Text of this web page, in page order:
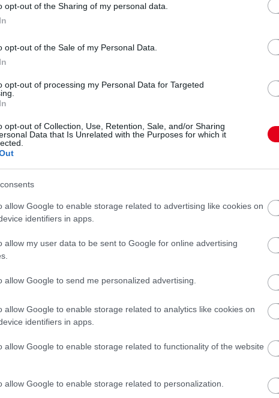
opt-out of the Sharing of my personal data.
opt-out of the Sale of my Personal Data.
opt-out of processing my Personal Data for Targeted
opt-out of Collection, Use, Retention, Sale, and/or Sharing
Data that Is Unrelated with the Purposes for which it
allow Google to enable storage related to advertising like cookies on
identifiers in apps.
allow my user data to be sent to Google for online advertising
allow Google to send me personalized advertising.
allow Google to enable storage related to analytics like cookies on
identifiers in apps.
allow Google to enable storage related to functionality of the website
allow Google to enable storage related to personalization.
is érdemi kör nélkül, most meg kell csinálniuk!
befejezni és bejön harmadiknak, hat tizedmásodpercet kap
tizedmásodperccel Norrisnál.
nem tudja elsőre összerakni!
gyorsabb Russellnél!
kellett megelőznöm a körömön. Sokáig ültünk a boxutcában,
volna a Q3-hoz, de szoros lett volna a helyzet. A